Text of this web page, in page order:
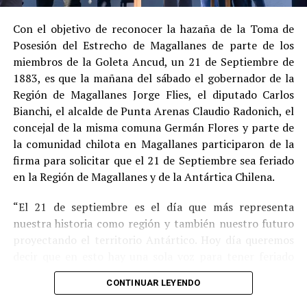
procedimiento abreviado, redujeron la posibilidad de un
cumplimiento efectivo en recinto penitenciario.
Indemnización a la víctima y nueva investigación
por ocultamiento de bienes
En el ámbito civil, elJuzgado de Letras de Castrodictó
enseptiembre de 2023una sentencia que obliga a
Pedro Montecinos apagar una indemnización total de
$120 millonespor concepto de daño moral:
$80 millonesa favor de la víctima.
$40 millonesa favor de su madre.
Sin embargo, la Fiscalía abrió una nueva línea
transferencia de bienes
ejecución del fallo.
Con el objetivo de reconocer la hazaña de la Toma de
Posesión del Estrecho de Magallanes de parte de los
miembros de la Goleta Ancud, un 21 de Septiembre de
1883, es que la mañana del sábado el gobernador de la
Región de Magallanes Jorge Flies, el diputado Carlos
Bianchi, el alcalde de Punta Arenas Claudio Radonich, el
concejal de la misma comuna Germán Flores y parte de
la comunidad chilota en Magallanes participaron de la
firma para solicitar que el 21 de Septiembre sea feriado
en la Región de Magallanes y de la Antártica Chilena.
“El 21 de septiembre es el día que más representa
nuestra historia como región y también nuestro futuro
proyectando el territorio Antártico. Hoy día queremos
este día por los primeros chilotes que llegaron en la
Goleta Ancud y por los que han hecho a Magallanes lo
CONTINUAR LEYENDO